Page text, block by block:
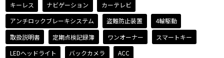
キーレス
ナビゲーション
カーテレビ
アンチロックブレーキシステム
盗難防止装置
4輪駆動
取扱説明書
定期点検記録簿 ワンオーナー
スマートキー
LEDヘッドライト
バックカメラ ACC